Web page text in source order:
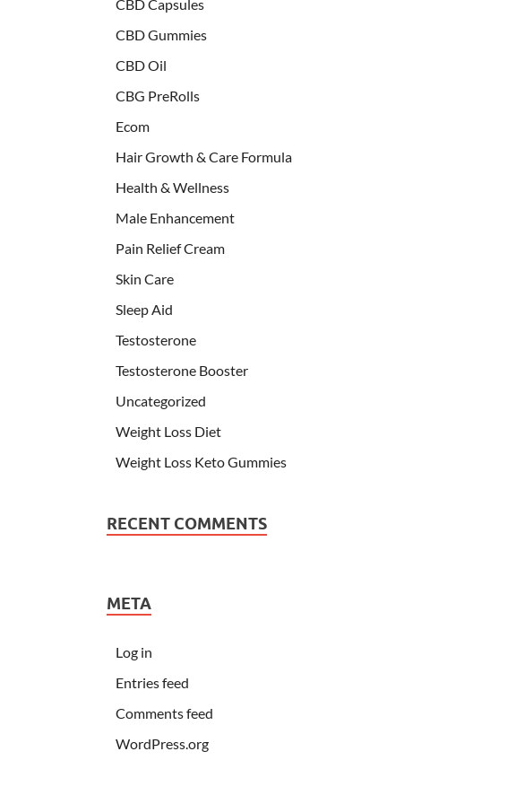
CBD Capsules
CBD Gummies
CBD Oil
CBG PreRolls
Ecom
Hair Growth & Care Formula
Health & Wellness
Male Enhancement
Pain Relief Cream
Skin Care
Sleep Aid
Testosterone
Testosterone Booster
Uncategorized
Weight Loss Diet
Weight Loss Keto Gummies
RECENT COMMENTS
META
Log in
Entries feed
Comments feed
WordPress.org